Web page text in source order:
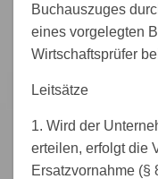
Buchauszuges
eines vorgelegten
Wirtschaftsprüfer
Leitsätze
1. Wird der
erteilen, erfolgt die
Ersatzvornahme (§